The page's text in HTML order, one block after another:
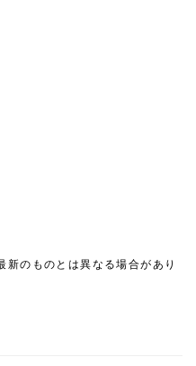
のものとは異なる場合があり